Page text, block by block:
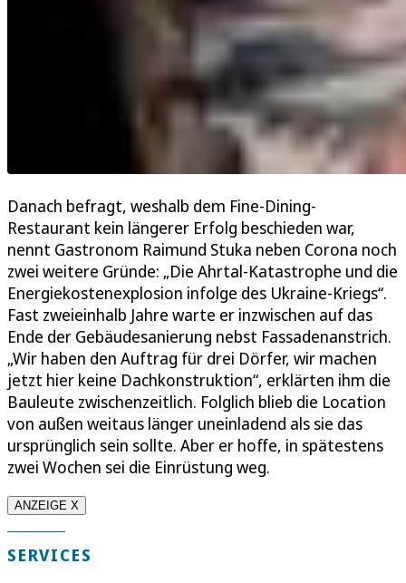
Danach befragt, weshalb dem Fine-Dining-
Restaurant kein längerer Erfolg beschieden war,
nennt Gastronom Raimund Stuka neben Corona noch
zwei weitere Gründe: „Die Ahrtal-Katastrophe und die
Energiekostenexplosion infolge des Ukraine-Kriegs“.
Fast zweieinhalb Jahre warte er inzwischen auf das
Ende der Gebäudesanierung nebst Fassadenanstrich.
„Wir haben den Auftrag für drei Dörfer, wir machen
jetzt hier keine Dachkonstruktion“, erklärten ihm die
Bauleute zwischenzeitlich. Folglich blieb die Location
von außen weitaus länger uneinladend als sie das
ursprünglich sein sollte. Aber er hoffe, in spätestens
zwei Wochen sei die Einrüstung weg.
ANZEIGE X
SERVICES